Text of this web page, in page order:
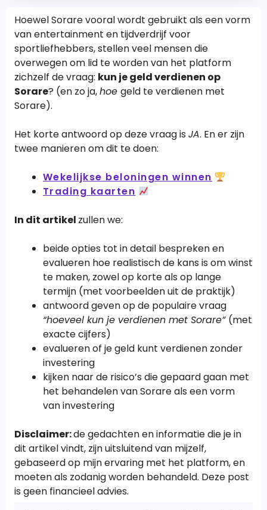
Hoewel Sorare vooral wordt gebruikt als een vorm
van entertainment en tijdverdrijf voor
sportliefhebbers, stellen veel mensen die
overwegen om lid te worden van het platform
zichzelf de vraag: kun je geld verdienen op
Sorare? (en zo ja,hoe geld te verdienen met
Sorare).
Het korte antwoord op deze vraag is JA. En er zijn
twee manieren om dit te doen:
Wekelijkse beloningen winnen
Trading kaarten
In dit artikel zullen we:
beide opties tot in detail bespreken en
evalueren hoe realistisch de kans is om winst
te maken, zowel op korte als op lange
termijn (met voorbeelden uit de praktijk)
antwoord geven op de populaire vraag
“hoeveel kun je verdienen met Sorare” (met
exacte cijfers)
evalueren of je geld kunt verdienen zonder
investering
kijken naar de risico’s die gepaard gaan met
het behandelen van Sorare als een vorm
van investering
Disclaimer:de gedachten en informatie die je in
dit artikel vindt, zijn uitsluitend van mijzelf,
gebaseerd op mijn ervaring met het platform, en
moeten als zodanig worden behandeld. Deze post
is geen financieel advies.